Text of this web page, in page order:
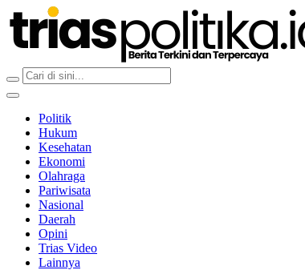
Berita Terkini & Terpercaya
Politik
Hukum
Kesehatan
Ekonomi
Olahraga
Pariwisata
Nasional
Daerah
Opini
Trias Video
Lainnya